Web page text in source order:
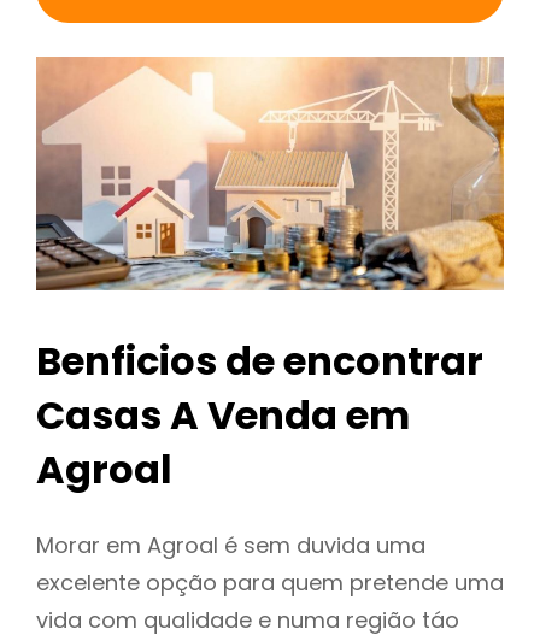
Benficios de encontrar
Casas A Venda em
Agroal
Morar em Agroal é sem duvida uma
excelente opção para quem pretende uma
vida com qualidade e numa região táo